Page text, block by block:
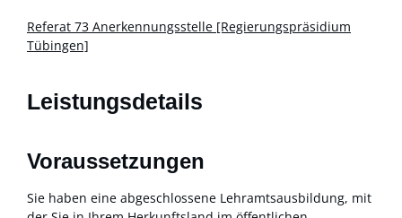
Referat 73 Anerkennungsstelle [Regierungspräsidium
Tübingen]
Leistungsdetails
Voraussetzungen
Sie haben eine abgeschlossene Lehramtsausbildung, mit